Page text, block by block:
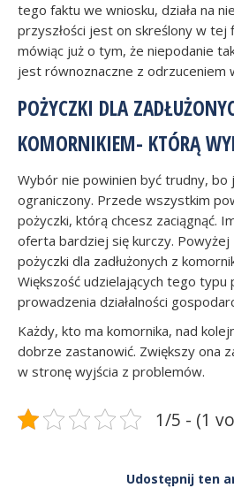
tego faktu we wniosku, działa na
przyszłości jest on skreślony w tej
mówiąc już o tym, że niepodanie
jest równoznaczne z odrzuceniem
POŻYCZKI DLA
KOMORNIKIEM- KTÓRĄ
Wybór nie powinien być trudny, bo
ograniczony. Przede wszystkim
pożyczki, którą chcesz zaciągnąć.
oferta bardziej się kurczy. Powyżej
pożyczki dla zadłużonych z
Większość udzielających tego typu
prowadzenia działalności
Każdy, kto ma komornika, nad
dobrze zastanowić. Zwiększy ona
w stronę wyjścia z problemów.
1/5 - (1
Udostępnij ten